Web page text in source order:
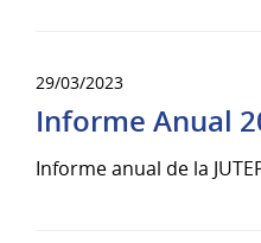
29/03/2023
Informe Anual
Informe anual de la